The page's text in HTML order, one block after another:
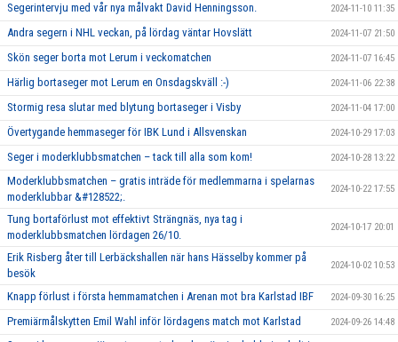
Segerintervju med vår nya målvakt David Henningsson. 2024-11-10 11:35
Andra segern i NHL veckan, på lördag väntar Hovslätt 2024-11-07 21:50
Skön seger borta mot Lerum i veckomatchen 2024-11-07 16:45
Härlig bortaseger mot Lerum en Onsdagskväll :-) 2024-11-06 22:38
Stormig resa slutar med blytung bortaseger i Visby 2024-11-04 17:00
Övertygande hemmaseger för IBK Lund i Allsvenskan 2024-10-29 17:03
Seger i moderklubbsmatchen – tack till alla som kom! 2024-10-28 13:22
Moderklubbsmatchen – gratis inträde för medlemmarna i spelarnas
moderklubbar &#128522;.
2024-10-22 17:55
Tung bortaförlust mot effektivt Strängnäs, nya tag i
moderklubbsmatchen lördagen 26/10.
2024-10-17 20:01
Erik Risberg åter till Lerbäckshallen när hans Hässelby kommer på
besök
2024-10-02 10:53
Knapp förlust i första hemmamatchen i Arenan mot bra Karlstad IBF 2024-09-30 16:25
Premiärmålskytten Emil Wahl inför lördagens match mot Karlstad 2024-09-26 14:48